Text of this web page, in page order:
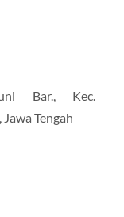
Bar., Kec.
Tengah